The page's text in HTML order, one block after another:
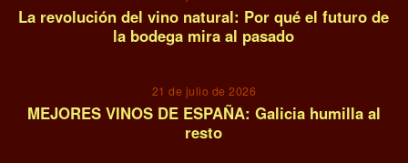
La revolución del vino natural: Por qué el futuro de
la bodega mira al pasado
21 de julio de 2026
MEJORES VINOS DE ESPAÑA: Galicia humilla al
resto